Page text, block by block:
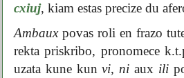
cxiuj, kiam estas precize du
Ambauxpovas roli en frazo
rekta priskribo, pronomece
uzata kune kunvi, ni aux ili